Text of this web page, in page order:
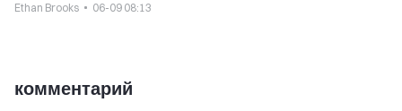
Ethan Brooks 06-09 08:13
комментарий